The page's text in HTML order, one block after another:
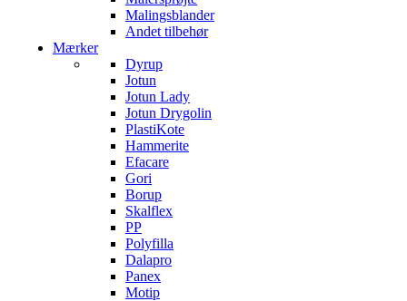
Malingsblander
Andet tilbehør
Mærker
Dyrup
Jotun
Jotun Lady
Jotun Drygolin
PlastiKote
Hammerite
Efacare
Gori
Borup
Skalflex
PP
Polyfilla
Dalapro
Panex
Motip